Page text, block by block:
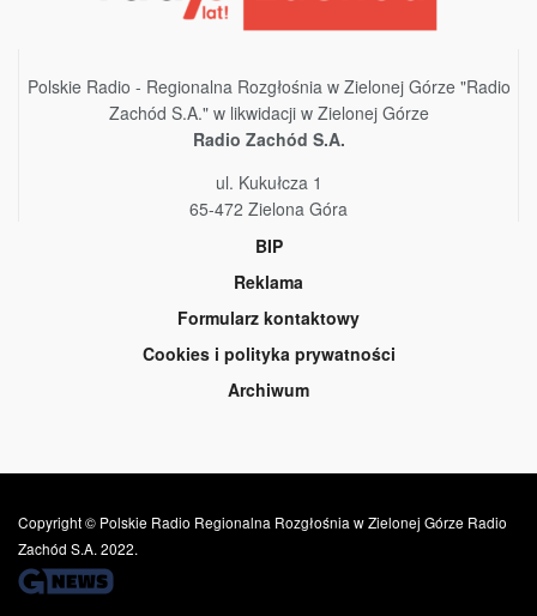
Polskie Radio - Regionalna Rozgłośnia w Zielonej Górze "Radio
Zachód S.A." w likwidacji w Zielonej Górze
Radio Zachód S.A.
ul. Kukułcza 1
65-472 Zielona Góra
BIP
Reklama
Formularz kontaktowy
Cookies i polityka prywatności
Archiwum
Copyright © Polskie Radio Regionalna Rozgłośnia w Zielonej Górze Radio
Zachód S.A. 2022.